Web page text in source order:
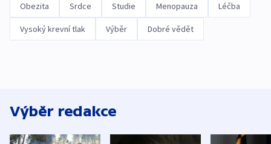
Obezita Srdce Studie Menopauza Léčba
Vysoký krevní tlak Výběr Dobré vědět
Výběr redakce